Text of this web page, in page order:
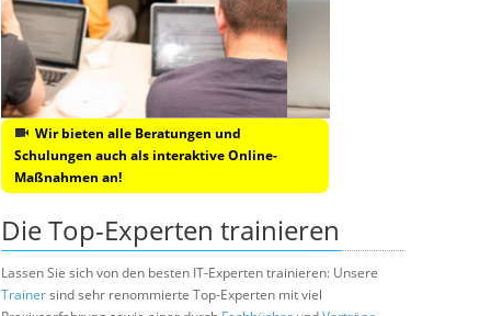
Wir bieten alle Beratungen und
Schulungen auch als interaktive Online-
Maßnahmen an!
Die Top-Experten trainieren
Lassen Sie sich von den besten IT-Experten trainieren: Unsere
Trainersind sehr renommierte Top-Experten mit viel